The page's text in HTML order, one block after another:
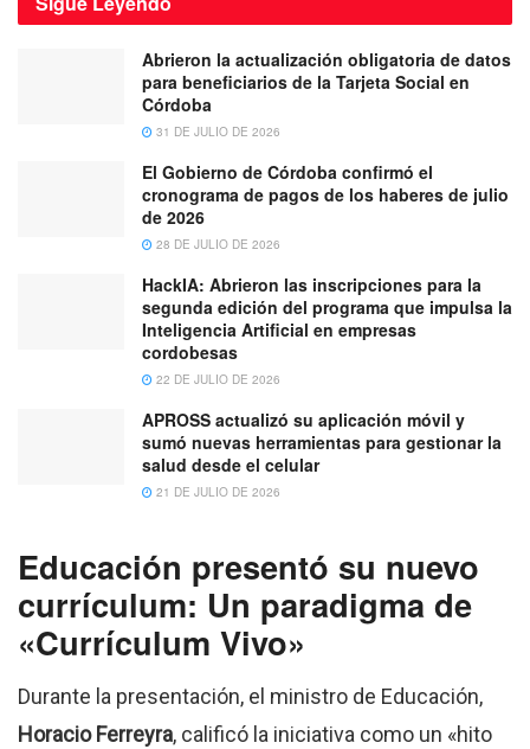
Abrieron la actualización obligatoria de datos
para beneficiarios de la Tarjeta Social en
Córdoba
31 DE JULIO DE 2026
El Gobierno de Córdoba confirmó el
cronograma de pagos de los haberes de julio
de 2026
28 DE JULIO DE 2026
HackIA: Abrieron las inscripciones para la
segunda edición del programa que impulsa la
Inteligencia Artificial en empresas
cordobesas
22 DE JULIO DE 2026
APROSS actualizó su aplicación móvil y
sumó nuevas herramientas para gestionar la
salud desde el celular
21 DE JULIO DE 2026
Educación presentó su nuevo
currículum: Un paradigma de
«Currículum Vivo»
Durante la presentación, el ministro de Educación,
Horacio Ferreyra, calificó la iniciativa como un «hito